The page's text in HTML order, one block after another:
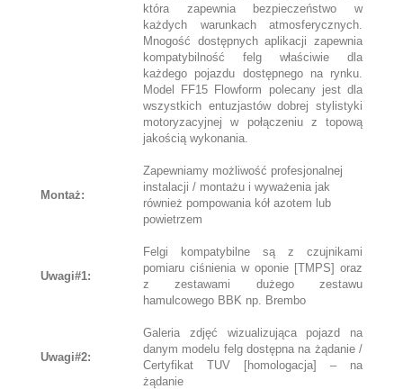
która zapewnia bezpieczeństwo w
każdych warunkach atmosferycznych.
Mnogość dostępnych aplikacji zapewnia
kompatybilność felg właściwie dla
każdego pojazdu dostępnego na rynku.
Model FF15 Flowform polecany jest dla
wszystkich entuzjastów dobrej stylistyki
motoryzacyjnej w połączeniu z topową
jakością wykonania.
Montaż:
Zapewniamy możliwość profesjonalnej
instalacji / montażu i wyważenia jak
również pompowania kół azotem lub
powietrzem
Uwagi#1:
Felgi kompatybilne są z czujnikami
pomiaru ciśnienia w oponie [TMPS] oraz
z zestawami dużego zestawu
hamulcowego BBK np. Brembo
Uwagi#2:
Galeria zdjęć wizualizująca pojazd na
danym modelu felg dostępna na żądanie /
Certyfikat TUV [homologacja] – na
żądanie